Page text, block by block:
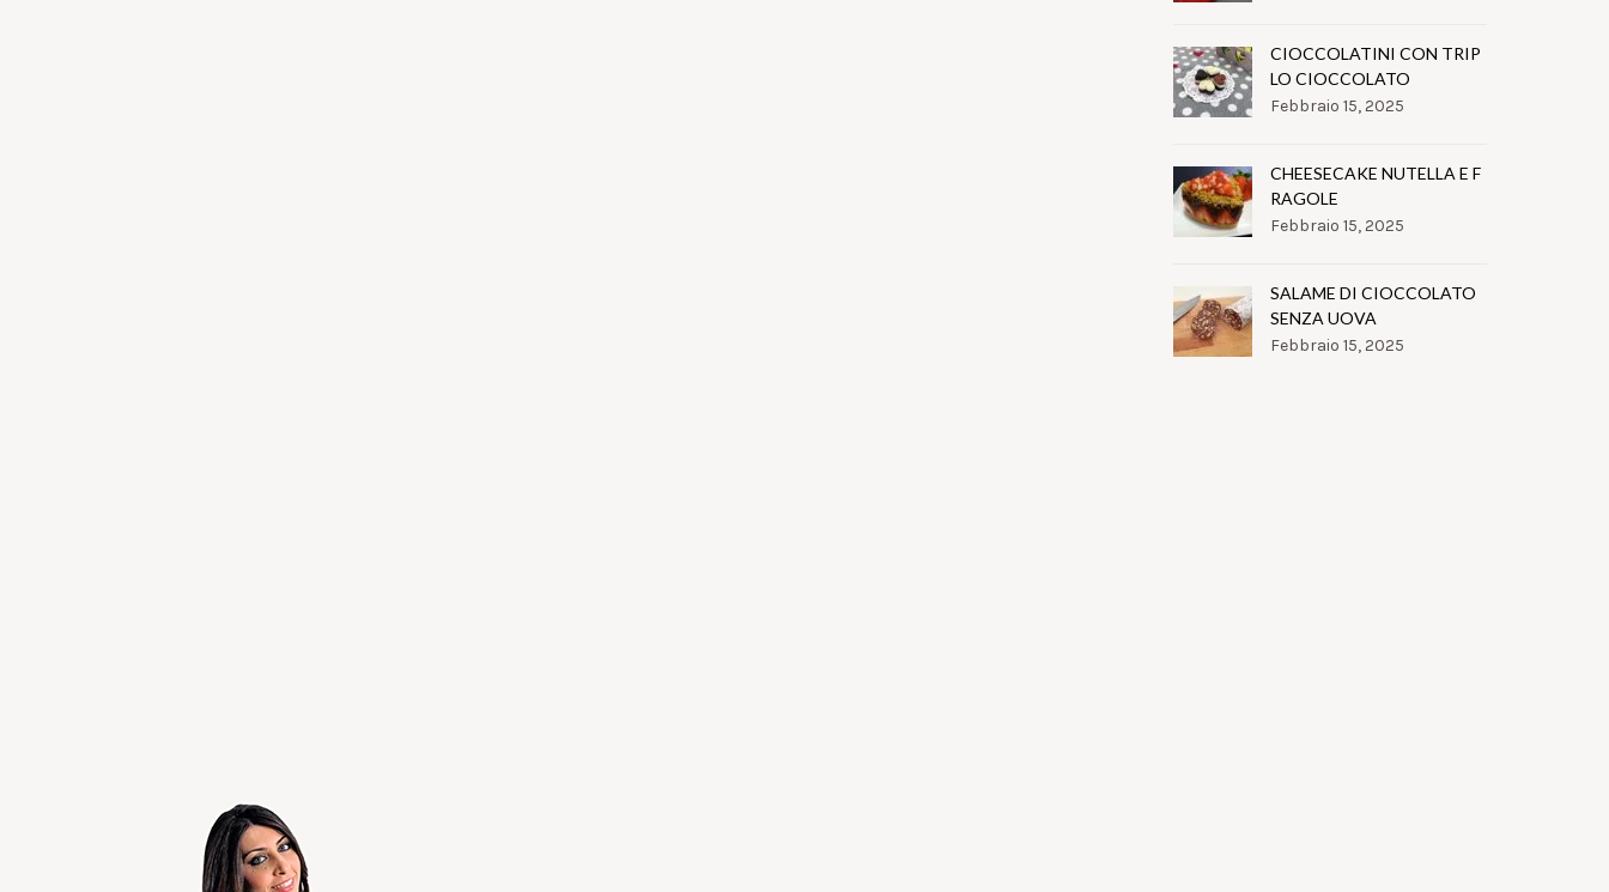
CIOCCOLATINI CON TRIP
LO CIOCCOLATO
Febbraio 15, 2025
CHEESECAKE NUTELLA E F
RAGOLE
Febbraio 15, 2025
SALAME DI CIOCCOLATO
SENZA UOVA
Febbraio 15, 2025